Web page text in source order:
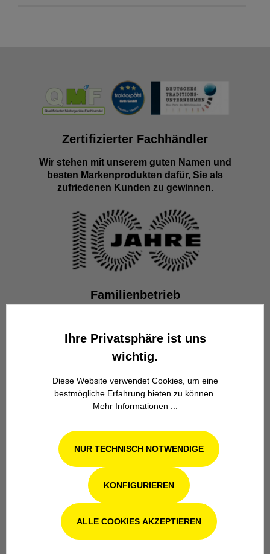
Zertifizierter Fachhändler
Wir stehen mit unserem guten Namen und
besten Markenprodukten dafür, Sie als
zufriedenen Kunden zu gewinnen.
Familienbetrieb
Kompetenz, Innovation und
Zuverlässigkeit.
Werkstatt in Odenthal / Köln
Unsere Fachwerkstatt für Garten-, Forst-
und Landtechnik- Geräte in Odenthal bei
Köln steht Ihnen auch nach dem Kauf mit
Rat und Tat zur Seite.
Ihre Privatsphäre ist uns
wichtig.
Diese Website verwendet Cookies, um eine
bestmögliche Erfahrung bieten zu können.
Mehr Informationen ...
NUR TECHNISCH NOTWENDIGE
KONFIGURIEREN
ALLE COOKIES AKZEPTIEREN